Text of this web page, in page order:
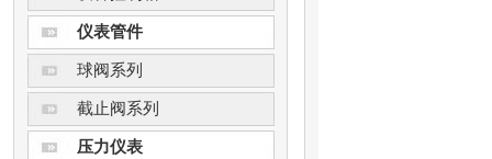
仪表管件
球阀系列
截止阀系列
压力仪表